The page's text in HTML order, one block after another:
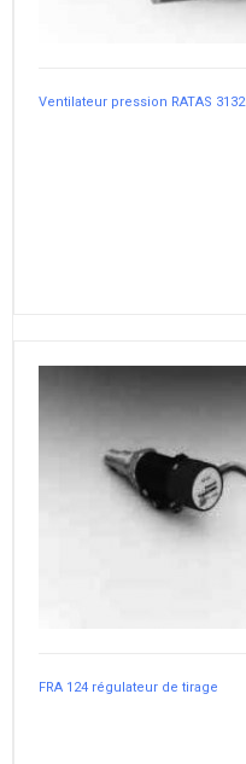
Ventilateur pression RATAS 3132
FRA 124 régulateur de tirage